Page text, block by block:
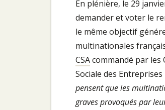
En plénière, le 29
demander et voter le
le même objectif
multinationales
CSAcommandé par les
Sociale des
pensent que les
graves provoqués par